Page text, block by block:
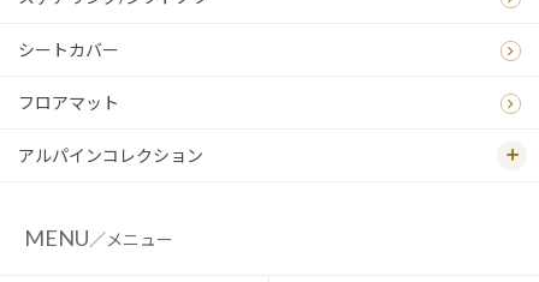
シートカバー
フロアマット
アルパインコレクション
MENU／メニュー